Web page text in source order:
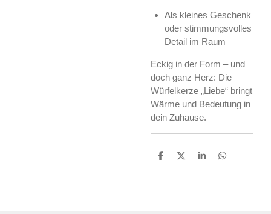
Als kleines Geschenk
oder stimmungsvolles
Detail im Raum
Eckig in der Form – und
doch ganz Herz: Die
Würfelkerze „Liebe“ bringt
Wärme und Bedeutung in
dein Zuhause.
T
T
T
T